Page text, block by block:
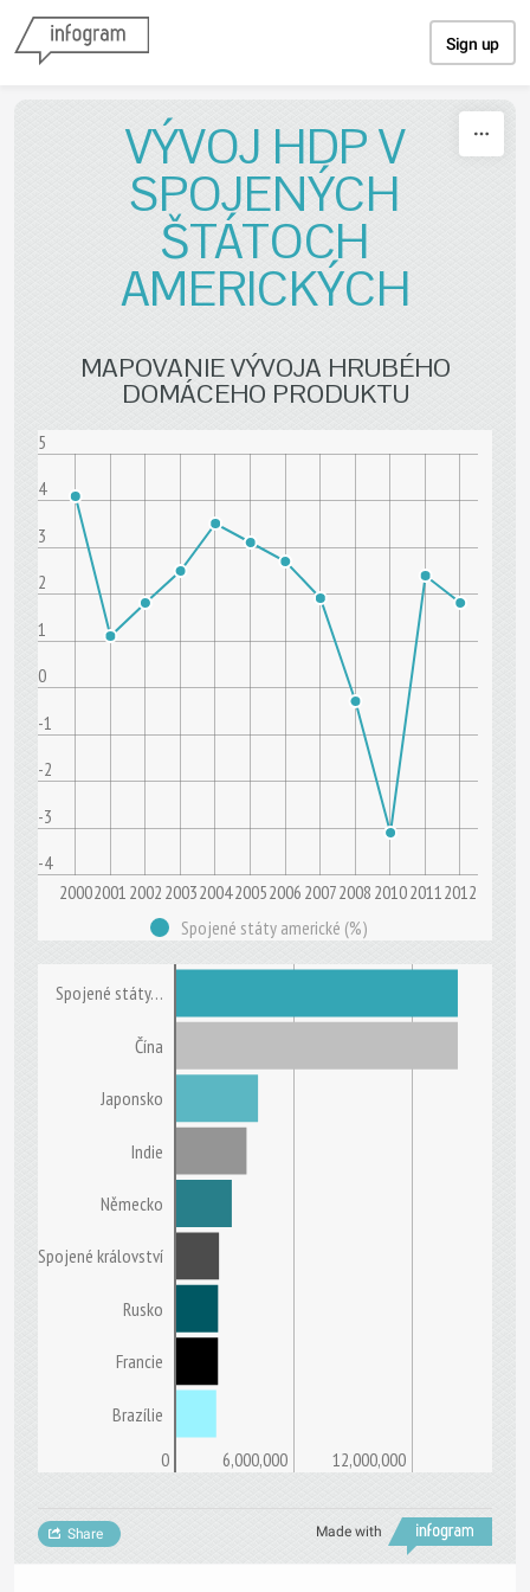
Sign up
VÝVOJ HDP V
SPOJENÝCH
ŠTÁTOCH
AMERICKÝCH
MAPOVANIE VÝVOJA HRUBÉHO
DOMÁCEHO PRODUKTU
-4
-3
-2
-1
0
1
2
3
4
5
20002001 2002 2003200420052006 20072008 201020112012
Spojené státy americké (%)
Spojené státy…
Čína
Japonsko
Indie
Německo
Spojené království
Rusko
Francie
Brazílie
0 6,000,000 12,000,000
Made with
Share